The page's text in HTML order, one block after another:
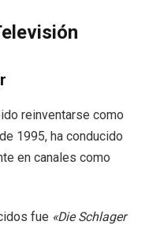
reinventarse como
1995, ha conducido
en canales como
fue «Die Schlager